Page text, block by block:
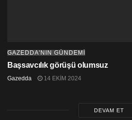
GAZEDDA'NIN GÜNDEMİ
Başsavcılık görüşü olumsuz
Gazedda 14 EKIM 2024
DEVAM ET